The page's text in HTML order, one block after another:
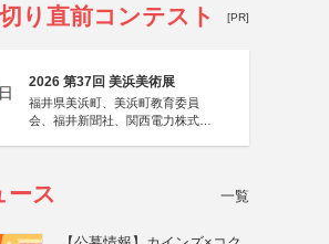
り直前コンテスト [PR]
日
2026 第37回 美浜美術展
福井県美浜町、美浜町教育委員
会、福井新聞社、関西電力株式会
ース 一覧